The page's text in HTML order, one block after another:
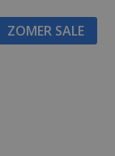
ZOMER SALE